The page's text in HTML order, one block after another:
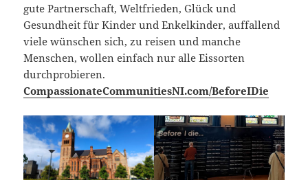
gute Partnerschaft, Weltfrieden, Glück und
Gesundheit für Kinder und Enkelkinder, auffallend
viele wünschen sich, zu reisen und manche
Menschen, wollen einfach nur alle Eissorten
durchprobieren.
CompassionateCommunitiesNI.com/BeforeIDie